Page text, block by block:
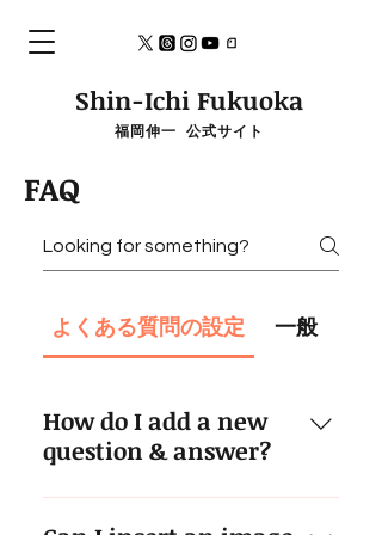
Shin-Ichi Fukuoka
福岡伸一 公式サイト
FAQ
よくある質問の設定 一般
How do I add a new
question & answer?
To add a new FAQ follow these